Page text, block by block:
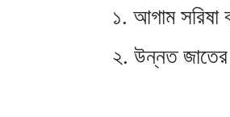
১. আগাম
২. উন্নত